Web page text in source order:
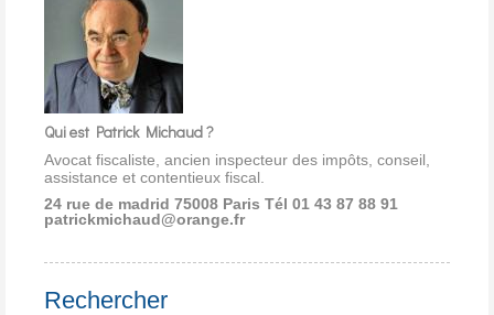
Qui est Patrick Michaud ?
Avocat fiscaliste, ancien inspecteur des impôts, conseil,
assistance et contentieux fiscal.
24 rue de madrid 75008 Paris Tél 01 43 87 88 91
patrickmichaud@orange.fr
Rechercher